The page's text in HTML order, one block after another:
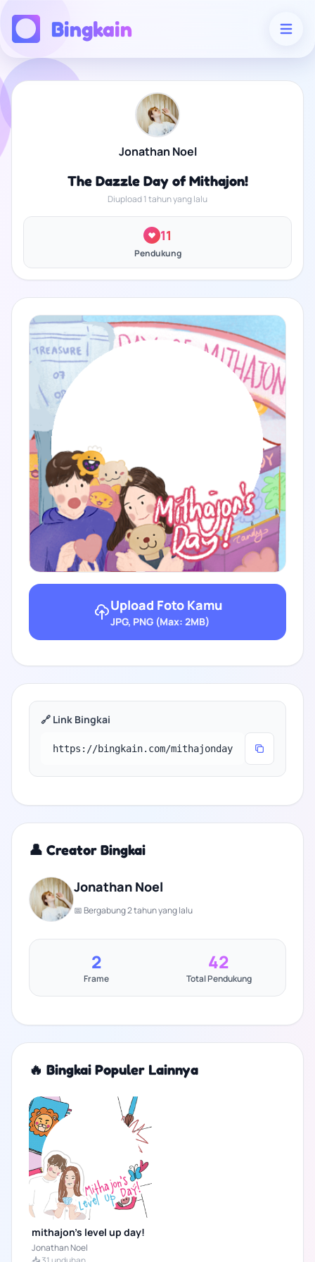
Bingkain
Jonathan Noel
The Dazzle Day of Mithajon!
Diupload 1 tahun yang lalu
11
Pendukung
Upload Foto Kamu
JPG, PNG (Max: 2MB)
🔗 Link Bingkai
👤 Creator Bingkai
Jonathan Noel
📅 Bergabung 2 tahun yang lalu
2
Frame
42
Total Pendukung
🔥 Bingkai Populer Lainnya
mithajon’s level up day!
Jonathan Noel